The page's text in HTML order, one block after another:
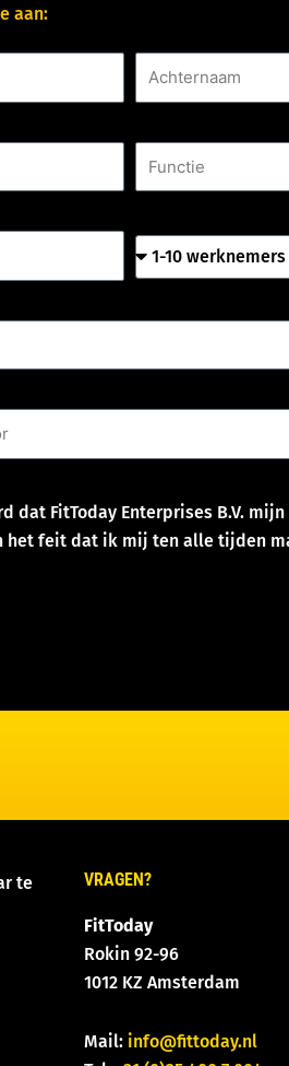
aan:
dat FitToday Enterprises B.V.
het feit dat ik mij ten alle tijden
te
VRAGEN?
FitToday
Rokin 92-96
1012 KZ Amsterdam
Mail: info@fittoday.nl